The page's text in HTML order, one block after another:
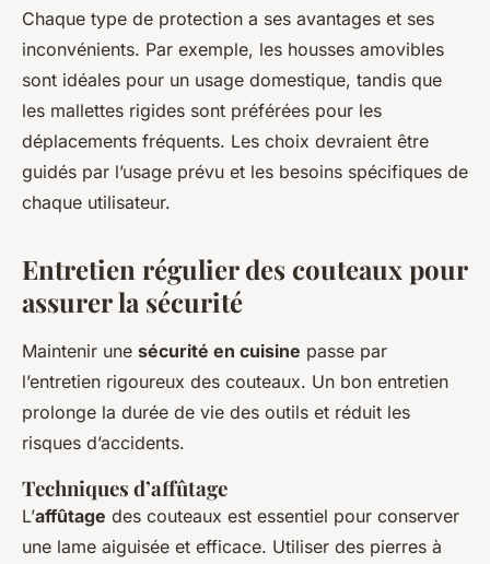
Chaque type de protection a ses avantages et ses
inconvénients. Par exemple, les housses amovibles
sont idéales pour un usage domestique, tandis que
les mallettes rigides sont préférées pour les
déplacements fréquents. Les choix devraient être
guidés par l’usage prévu et les besoins spécifiques de
chaque utilisateur.
Entretien régulier des couteaux pour
assurer la sécurité
Maintenir une sécurité en cuisine passe par
l’entretien rigoureux des couteaux. Un bon entretien
prolonge la durée de vie des outils et réduit les
risques d’accidents.
Techniques d’affûtage
L’affûtage des couteaux est essentiel pour conserver
une lame aiguisée et efficace. Utiliser des pierres à